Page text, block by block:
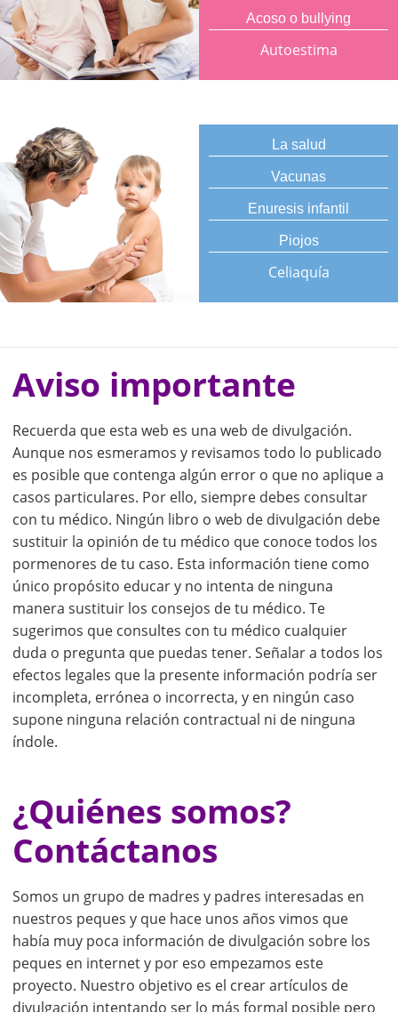
Acoso o bullying
Autoestima
La salud
Vacunas
Enuresis infantil
Piojos
Celiaquía
Aviso importante
Recuerda que esta web es una web de divulgación.
Aunque nos esmeramos y revisamos todo lo publicado
es posible que contenga algún error o que no aplique a
casos particulares. Por ello, siempre debes consultar
con tu médico. Ningún libro o web de divulgación debe
sustituir la opinión de tu médico que conoce todos los
pormenores de tu caso. Esta información tiene como
único propósito educar y no intenta de ninguna
manera sustituir los consejos de tu médico. Te
sugerimos que consultes con tu médico cualquier
duda o pregunta que puedas tener. Señalar a todos los
efectos legales que la presente información podría ser
incompleta, errónea o incorrecta, y en ningún caso
supone ninguna relación contractual ni de ninguna
índole.
¿Quiénes somos?
Contáctanos
Somos un grupo de madres y padres interesadas en
nuestros peques y que hace unos años vimos que
había muy poca información de divulgación sobre los
peques en internet y por eso empezamos este
proyecto. Nuestro objetivo es el crear artículos de
divulgación intentando ser lo más formal posible pero